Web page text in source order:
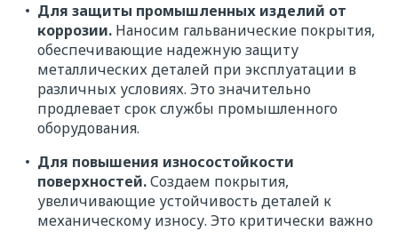
Для защиты промышленных изделий от
коррозии. Наносим гальванические покрытия,
обеспечивающие надежную защиту
металлических деталей при эксплуатации в
различных условиях. Это значительно
продлевает срок службы промышленного
оборудования.
Для повышения износостойкости
поверхностей.Создаем покрытия,
увеличивающие устойчивость деталей к
механическому износу. Это критически важно